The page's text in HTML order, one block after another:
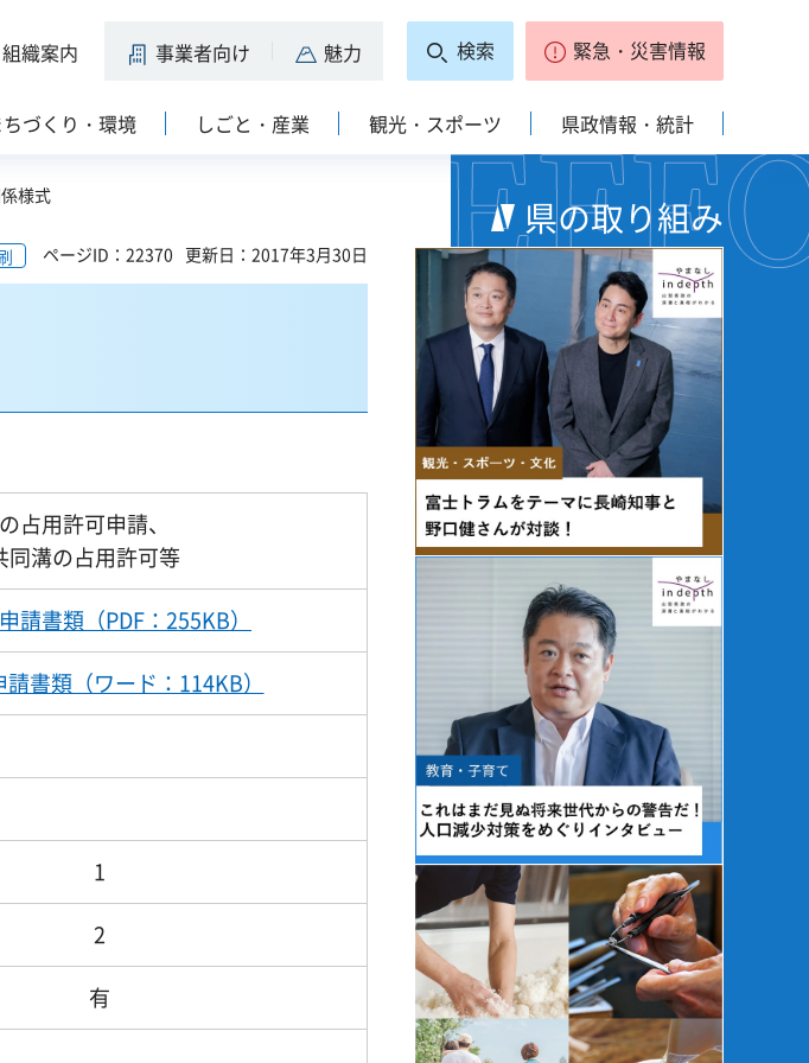
組織案内 事業者向け 魅力 検索 緊急・災害情報
ちづくり・環境 しごと・産業 観光・スポーツ 県政情報・統計
様式
ページID：22370 更新日：2017年3月30日
占用許可申請、
同溝の占用許可等
申請書類（PDF：255KB）
請書類（ワード：114KB）
1
2
有
県の取り組み